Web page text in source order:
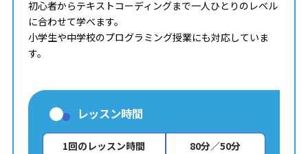
初心者からテキストコーディングまで一人ひとりのレベル
に合わせて学べます。
小学生や中学校のプログラミング授業にも対応していま
す。
レッスン時間
1回のレッスン時間
80分／50分